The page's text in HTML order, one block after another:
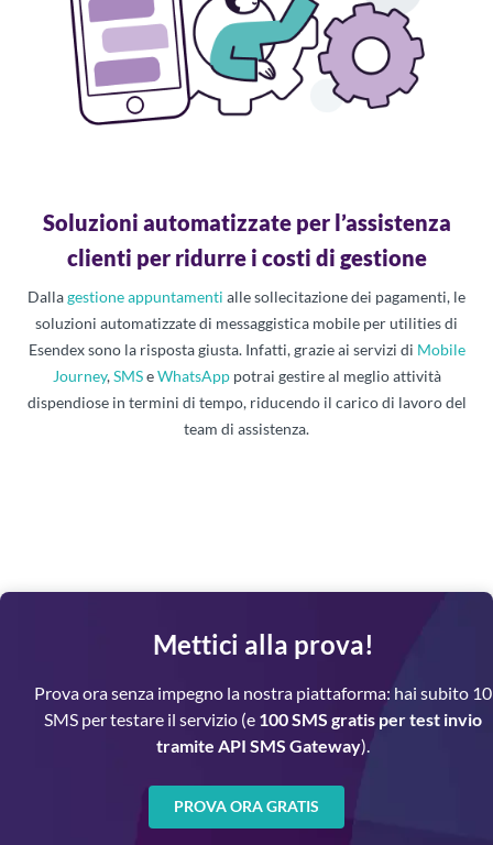
Soluzioni automatizzate per l’assistenza
clienti per ridurre i costi di gestione
Dallagestione appuntamenti alle sollecitazione dei pagamenti, le
soluzioni automatizzate di messaggistica mobile per utilities di
Esendex sono la risposta giusta. Infatti, grazie ai servizi di Mobile
Journey,SMSeWhatsApppotrai gestire al meglio attività
dispendiose in termini di tempo, riducendo il carico di lavoro del
team di assistenza.
Mettici alla prova!
Prova ora senza impegno la nostra piattaforma: hai subito 10
SMS per testare il servizio (e 100 SMS gratis per test invio
tramite API SMS Gateway).
PROVA ORA GRATIS